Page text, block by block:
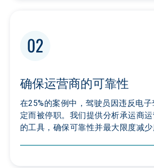
确保运营商的可靠性
在25%的案例中，驾驶员因违反电
定而被停职。我们提供分析承运商
的工具，确保可靠性并最大限度减少